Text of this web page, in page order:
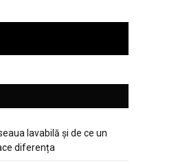
lavabilă și de ce un
diferența